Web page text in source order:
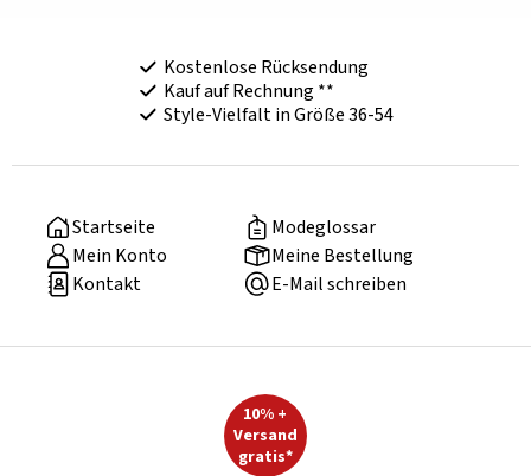
Kostenlose Rücksendung
Kauf auf Rechnung **
Style-Vielfalt in Größe 36-54
Startseite
Modeglossar
Mein Konto
Meine Bestellung
Kontakt
E-Mail schreiben
10% +
Versand
gratis*